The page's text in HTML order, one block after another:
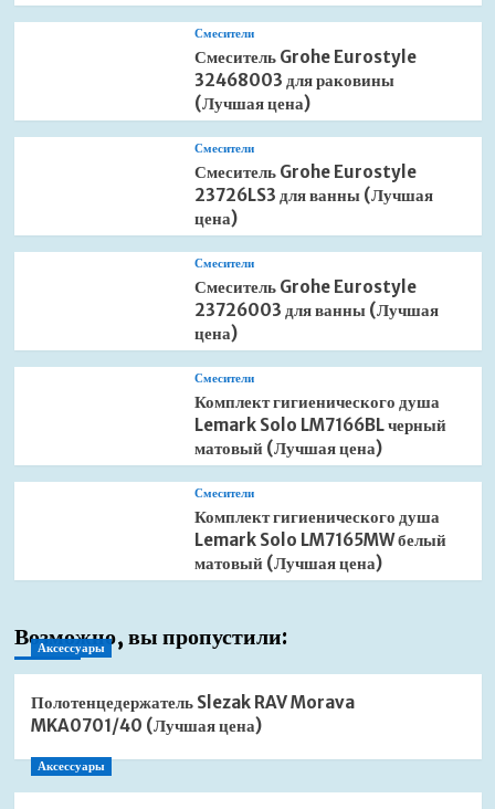
Смесители
Смеситель Grohe Eurostyle
32468003 для раковины
(Лучшая цена)
Смесители
Смеситель Grohe Eurostyle
23726LS3 для ванны (Лучшая
цена)
Смесители
Смеситель Grohe Eurostyle
23726003 для ванны (Лучшая
цена)
Смесители
Комплект гигиенического душа
Lemark Solo LM7166BL черный
матовый (Лучшая цена)
Смесители
Комплект гигиенического душа
Lemark Solo LM7165MW белый
матовый (Лучшая цена)
Возможно, вы пропустили:
Аксессуары
Полотенцедержатель Slezak RAV Morava
MKA0701/40 (Лучшая цена)
Аксессуары